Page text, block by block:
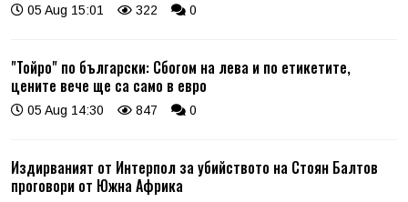
05 Aug 15:01 322 0
"Тойро" по български: Сбогом на лева и по етикетите,
цените вече ще са само в евро
05 Aug 14:30 847 0
Издирваният от Интерпол за убийството на Стоян Балтов
проговори от Южна Африка